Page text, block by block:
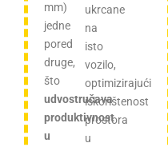
mm)
jedne
pored
druge,
što
udvostručava
produktivnost
u
ukrcane
na
isto
vozilo,
optimizirajući
iskorištenost
prostora
u